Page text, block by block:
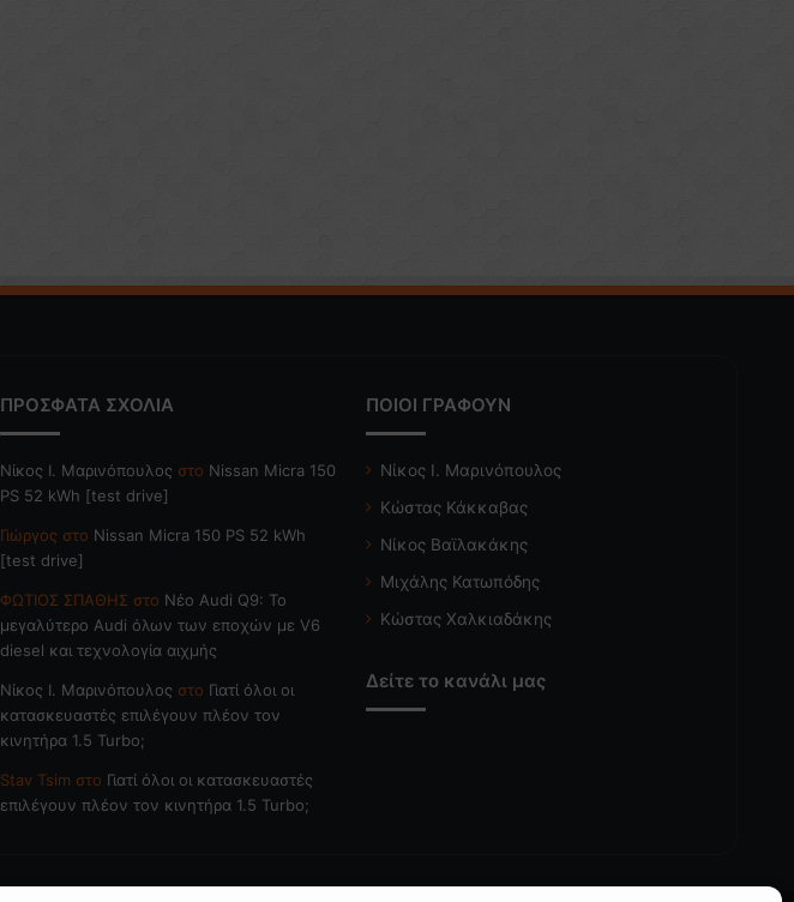
ΠΡΟΣΦΑΤΑ ΣΧΟΛΙΑ
Nίκος Ι. Mαρινόπουλος στο Nissan Micra 150
PS 52 kWh [test drive]
Γιώργος στο Nissan Micra 150 PS 52 kWh
[test drive]
ΦΩΤΙΟΣ ΣΠΑΘΗΣ στο Νέο Audi Q9: Το
μεγαλύτερο Audi όλων των εποχών με V6
diesel και τεχνολογία αιχμής
Nίκος Ι. Mαρινόπουλος στο Γιατί όλοι οι
κατασκευαστές επιλέγουν πλέον τον
κινητήρα 1.5 Turbo;
Stav Tsim στο Γιατί όλοι οι κατασκευαστές
επιλέγουν πλέον τον κινητήρα 1.5 Turbo;
ΠΟΙΟΙ ΓΡΑΦΟΥΝ
Νίκος Ι. Μαρινόπουλος
Κώστας Κάκκαβας
Νίκος Βαϊλακάκης
Μιχάλης Κατωπόδης
Κώστας Χαλκιαδάκης
Δείτε το κανάλι μας